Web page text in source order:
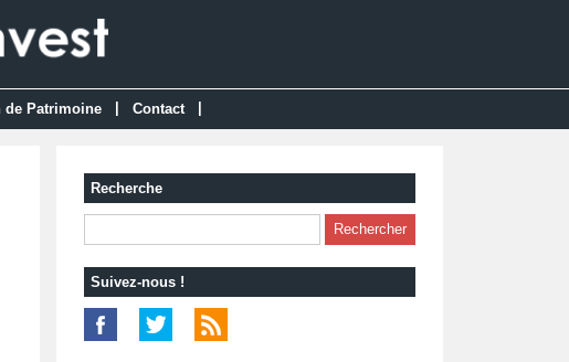
de Patrimoine Contact
Recherche
Suivez-nous !